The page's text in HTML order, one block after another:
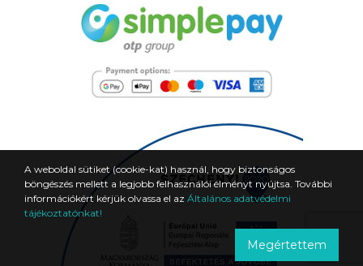
A weboldal sütiket (cookie-kat) használ, hogy biztonságos
böngészés mellett a legjobb felhasználói élményt nyújtsa. További
információkért kérjük olvassa el az Általános adatvédelmi
tájékoztatónkat!
Megértettem